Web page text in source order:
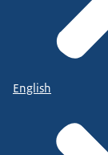
English